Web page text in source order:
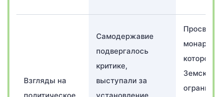
Взгляды на
Самодержавие
подвергалось
критике,
выступали за
которой
Земский